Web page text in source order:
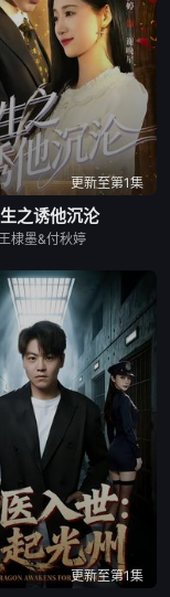
更新至第1集
之诱他沉沦
王棣墨&付秋婷
更新至第1集